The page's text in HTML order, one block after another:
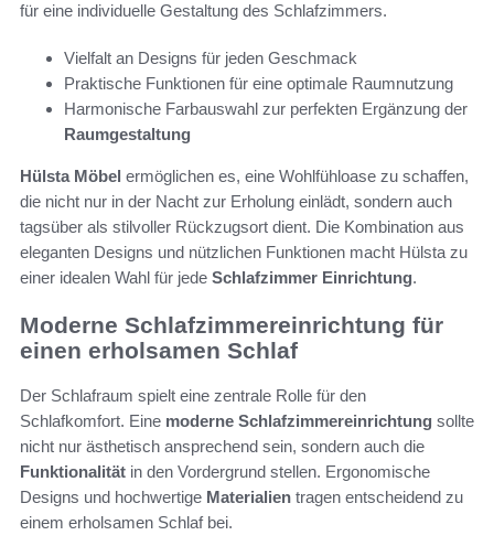
für eine individuelle Gestaltung des Schlafzimmers.
Vielfalt an Designs für jeden Geschmack
Praktische Funktionen für eine optimale Raumnutzung
Harmonische Farbauswahl zur perfekten Ergänzung der
Raumgestaltung
Hülsta Möbel ermöglichen es, eine Wohlfühloase zu schaffen,
die nicht nur in der Nacht zur Erholung einlädt, sondern auch
tagsüber als stilvoller Rückzugsort dient. Die Kombination aus
eleganten Designs und nützlichen Funktionen macht Hülsta zu
einer idealen Wahl für jede Schlafzimmer Einrichtung.
Moderne Schlafzimmereinrichtung für
einen erholsamen Schlaf
Der Schlafraum spielt eine zentrale Rolle für den
Schlafkomfort. Eine moderne Schlafzimmereinrichtung sollte
nicht nur ästhetisch ansprechend sein, sondern auch die
Funktionalität in den Vordergrund stellen. Ergonomische
Designs und hochwertige Materialien tragen entscheidend zu
einem erholsamen Schlaf bei.